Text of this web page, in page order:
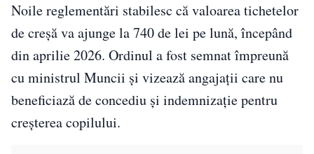
Noile reglementări stabilesc că valoarea tichetelor
de creșă va ajunge la 740 de lei pe lună, începând
din aprilie 2026. Ordinul a fost semnat împreună
cu ministrul Muncii și vizează angajații care nu
beneficiază de concediu și indemnizație pentru
creșterea copilului.